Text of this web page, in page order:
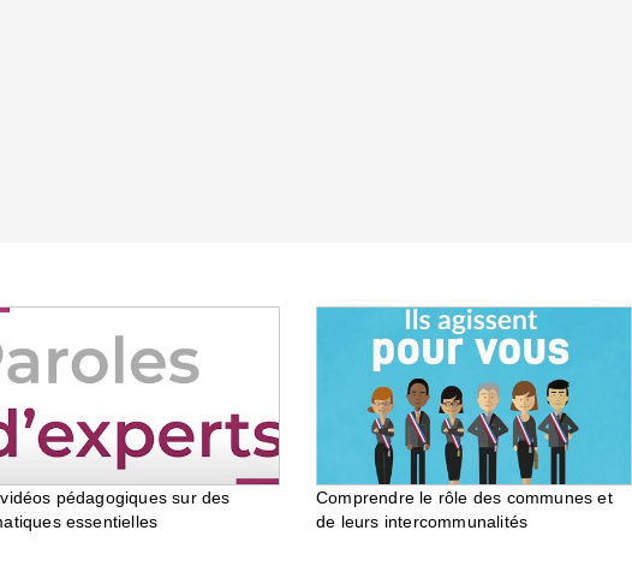
pédagogiques sur des
essentielles
Comprendre le rôle des communes et
de leurs intercommunalités